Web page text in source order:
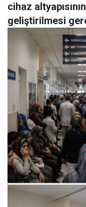
cihaz
geliştirilmesi